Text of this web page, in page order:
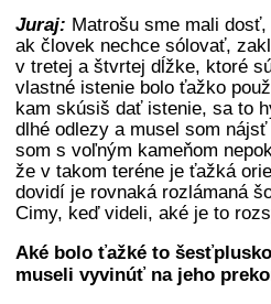
Juraj: Matrošu sme mali
ak človek nechce sólovať,
v tretej a štvrtej dĺžke, ktoré
vlastné istenie bolo ťažko
kam skúsiš dať istenie, sa to
dlhé odlezy a musel som
som s voľným kameňom
že v takom teréne je ťažká
dovidí je rovnaká rozlámaná
Cimy, keď videli, aké je to
Aké bolo ťažké to
museli vyvinúť na jeho